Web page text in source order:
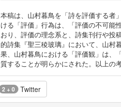
本稿は、山村暮鳥を「詩を評価する者
ける「評価」行為は、「評価の不可能
おり、評価の理念系と、詩集刊行や投
的詩集『聖三稜玻璃』において、山村
果、山村暮鳥における「評価観」は、
質することが明らかにされた。以上の
2 + 0 Twitter